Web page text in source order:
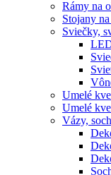
Rámy na
Stojany
Sviečky,
Umelé
Umelé
Vázy,